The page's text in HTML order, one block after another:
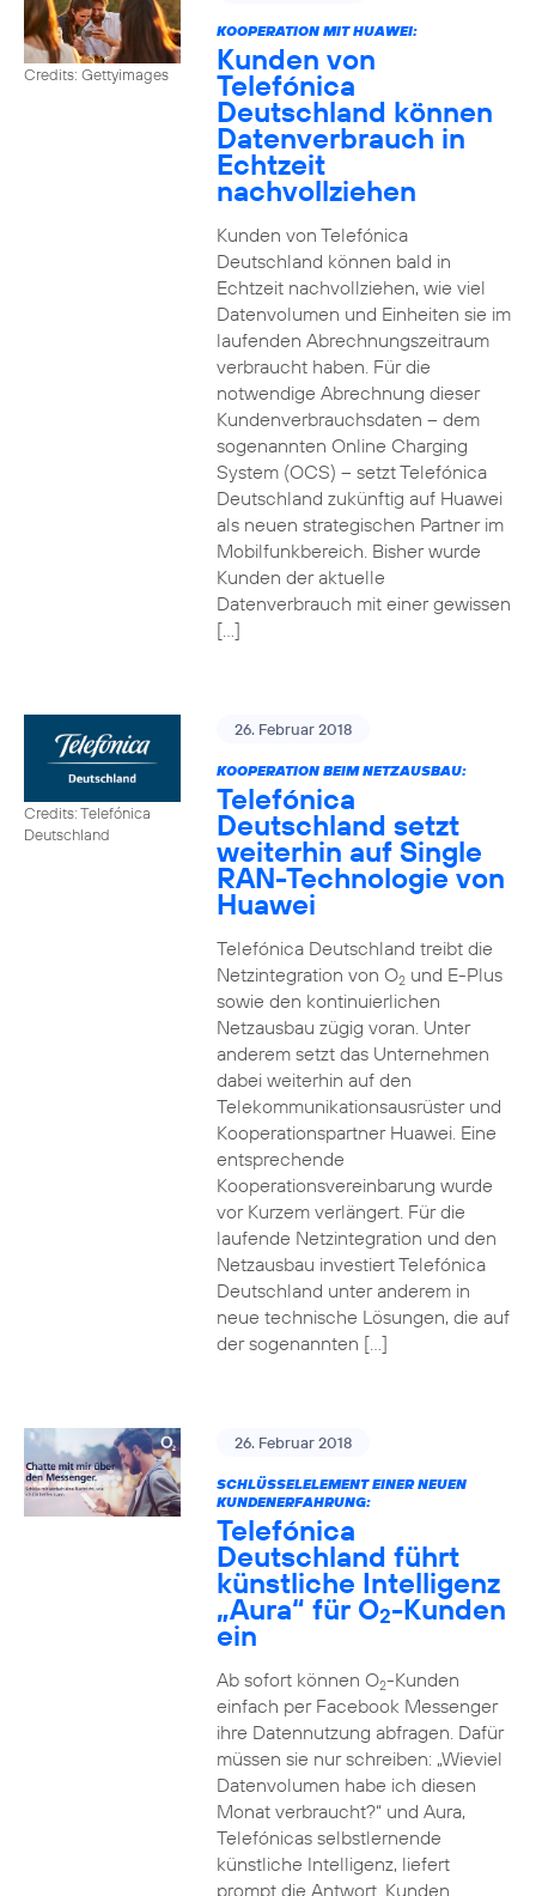
Credits: Gettyimages
KOOPERATION MIT HUAWEI:
Kunden von
Telefónica
Deutschland können
Datenverbrauch in
Echtzeit
nachvollziehen
Kunden von Telefónica
Deutschland können bald in
Echtzeit nachvollziehen, wie viel
Datenvolumen und Einheiten sie im
laufenden Abrechnungszeitraum
verbraucht haben. Für die
notwendige Abrechnung dieser
Kundenverbrauchsdaten – dem
sogenannten Online Charging
System (OCS) – setzt Telefónica
Deutschland zukünftig auf Huawei
als neuen strategischen Partner im
Mobilfunkbereich. Bisher wurde
Kunden der aktuelle
Datenverbrauch mit einer gewissen
[…]
Credits: Telefónica
Deutschland
26. Februar 2018
KOOPERATION BEIM NETZAUSBAU:
Telefónica
Deutschland setzt
weiterhin auf Single
RAN-Technologie von
Huawei
Telefónica Deutschland treibt die
Netzintegration von O2und E-Plus
sowie den kontinuierlichen
Netzausbau zügig voran. Unter
anderem setzt das Unternehmen
dabei weiterhin auf den
Telekommunikationsausrüster und
Kooperationspartner Huawei. Eine
entsprechende
Kooperationsvereinbarung wurde
vor Kurzem verlängert. Für die
laufende Netzintegration und den
Netzausbau investiert Telefónica
Deutschland unter anderem in
neue technische Lösungen, die auf
der sogenannten […]
26. Februar 2018
SCHLÜSSELELEMENT EINER NEUEN
KUNDENERFAHRUNG:
Telefónica
Deutschland führt
künstliche Intelligenz
„Aura“ für O2-Kunden
ein
Ab sofort können O2-Kunden
einfach per Facebook Messenger
ihre Datennutzung abfragen. Dafür
müssen sie nur schreiben: „Wieviel
Datenvolumen habe ich diesen
Monat verbraucht?“ und Aura,
Telefónicas selbstlernende
künstliche Intelligenz, liefert
prompt die Antwort. Kunden